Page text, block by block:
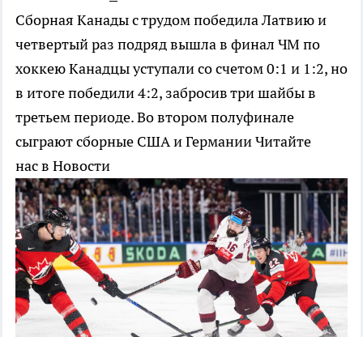
Сборная Канады с трудом победила Латвию и
четвертый раз подряд вышла в финал ЧМ по
хоккеюКанадцы уступали со счетом 0:1 и 1:2, но
в итоге победили 4:2, забросив три шайбы в
третьем периоде. Во втором полуфинале
сыграют сборные США и ГерманииЧитайте
нас в Новости